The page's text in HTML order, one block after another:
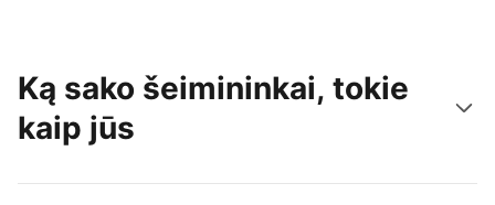
Ką sako šeimininkai, tokie
kaip jūs